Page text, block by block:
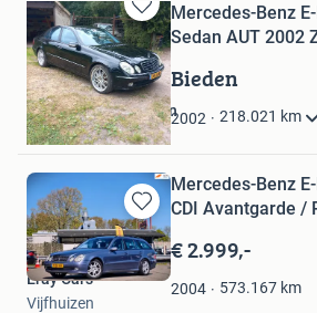
Bewaren
in
Mijn
Favorieten
Mercedes-Benz
Sedan AUT 2002
Bieden
2002 218.021 km
autobedrijf okhuijsen
Slagharen
Bewaren
in
Mijn
Favorieten
Mercedes-Benz
CDI Avantgarde /
€ 2.999,-
2004 573.167 km
Eray Cars
Vijfhuizen